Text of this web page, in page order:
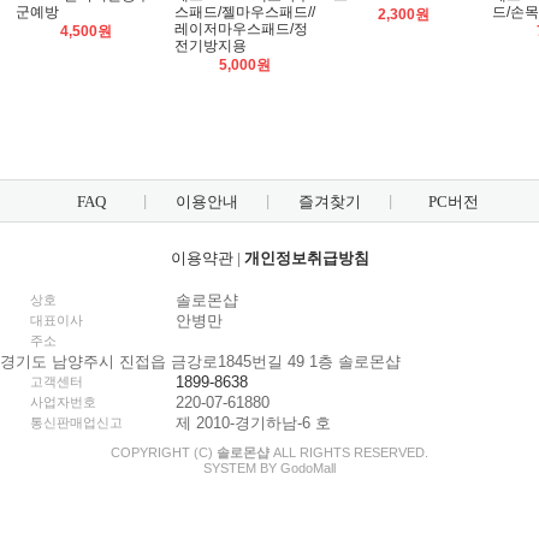
군예방
4,500원
스패드/젤마우스패드//
레이저마우스패드/정
전기방지용
5,000원
2,300원
드/손
FAQ 이용안내 즐겨찾기 PC버전
이용약관| 개인정보취급방침
상호 솔로몬샵
대표이사 안병만
주소
경기도 남양주시 진접읍 금강로1845번길 49 1층 솔로몬샵
고객센터 1899-8638
사업자번호 220-07-61880
통신판매업신고 제 2010-경기하남-6 호
COPYRIGHT (C) 솔로몬샵 ALL RIGHTS RESERVED.
SYSTEM BY GodoMall